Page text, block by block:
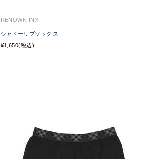
RENOWN INX
シャドーリブソックス
¥1,650(税込)